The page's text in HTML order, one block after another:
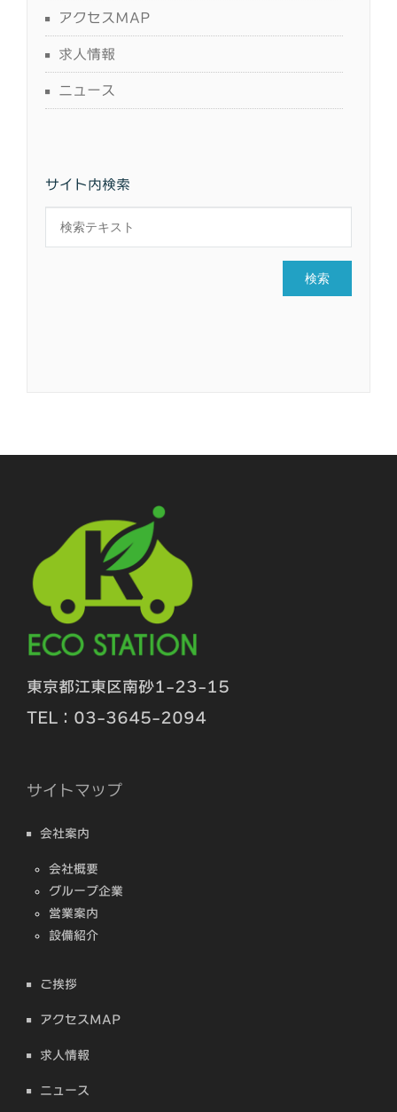
アクセスMAP
求人情報
ニュース
サイト内検索
東京都江東区南砂1-23-15
TEL：03-3645-2094
サイトマップ
会社案内
会社概要
グループ企業
営業案内
設備紹介
ご挨拶
アクセスMAP
求人情報
ニュース